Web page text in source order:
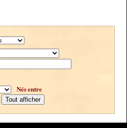
Nés entre
Tout afficher